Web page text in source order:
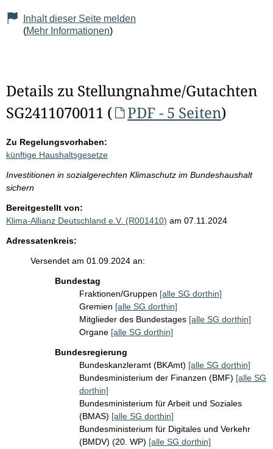
Inhalt dieser Seite melden
(Mehr Informationen)
Details zu Stellungnahme/Gutachten
SG2411070011 (
PDF - 5 Seiten)
Zu Regelungsvorhaben:
künftige Haushaltsgesetze
Investitionen in sozialgerechten Klimaschutz im Bundeshaushalt
sichern
Bereitgestellt von:
Klima-Allianz Deutschland e.V. (R001410) am 07.11.2024
Adressatenkreis:
Versendet am 01.09.2024 an:
Bundestag
Fraktionen/Gruppen [alle SG dorthin]
Gremien [alle SG dorthin]
Mitglieder des Bundestages [alle SG dorthin]
Organe [alle SG dorthin]
Bundesregierung
Bundeskanzleramt (BKAmt) [alle SG dorthin]
Bundesministerium der Finanzen (BMF) [alle SG
dorthin]
Bundesministerium für Arbeit und Soziales
(BMAS) [alle SG dorthin]
Bundesministerium für Digitales und Verkehr
(BMDV) (20. WP) [alle SG dorthin]